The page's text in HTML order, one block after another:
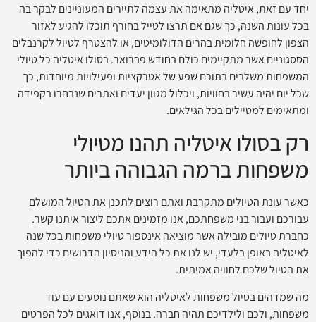
יחד עם זאת, איטליה מתאימה את עצמה לתיירים המעוניינים לבקר בה
בכל עונות השנה, כך שגם אם תרצו לטייל בחורף תוכלו להגיע לאזור
הצפון לחופשה חלומית בהרים הדולומיטים, או להצטרף לטיול לקרנבלים
הססגוניים אשר מתקיימים כולם בחודש פברואר. בסולו איטליה כל טיולי
המשפחות משלבים בתוכם שפע של אטרקציות ופעילויות מיוחדות, כך
שכל יום יהיה עשיר בחוויות, ויכלול מגוון יעדים ואתרים שנבחרו בקפידה
ומתאימים למטיילים בכל הגילאים.
רק בסולו איטליה תהנו מטיולי
משפחות ברמה הגבוהה ביותר
כאשר עונת הטיולים מתקרבת ואתם רוצים לתכנן את הטיול המושלם
עבורכם ועבור בני משפחתכם, אנו מזמינים אתכם ליצור איתנו קשר.
כחברת טיולים מובילה אשר מוציאה אינספור טיולי משפחות בכל שנה
לאיטליה באופן בלעדי, יש לנו את כל הידע והניסיון הדרושים כדי להפוך
את הטיול שלכם לחוויה אמיתית.
מה שמדהים בטיול משפחות לאיטליה הוא שאתם נוסעים עם עוד
משפחות, ולכם ולילדיכם תהיה חברה. בנוסף, אנו דואגים לכל הפרטים